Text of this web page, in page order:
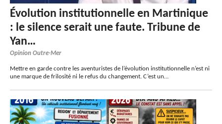
Évolution institutionnelle en Martinique
: le silence serait une faute. Tribune de
Yan…
Opinion Outre-Mer
Mettre en garde contre les aventuristes de l’évolution institutionnelle n’est ni
une marque de frilosité ni le refus du changement. C’est un…